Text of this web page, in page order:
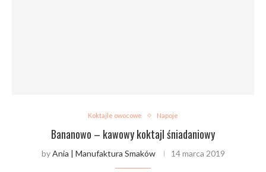
Koktajle owocowe Napoje
Bananowo – kawowy koktajl śniadaniowy
byAnia | Manufaktura Smaków 14 marca 2019